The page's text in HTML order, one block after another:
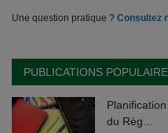
Une question pratique ? Consultez
PUBLICATIONS
du Règ...